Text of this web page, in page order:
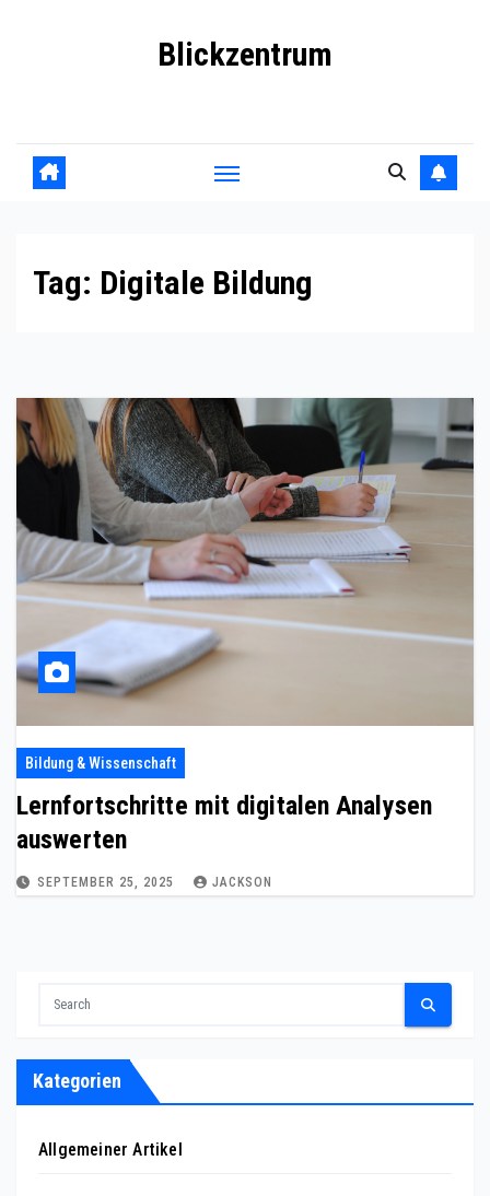
Blickzentrum
Tag: Digitale Bildung
Bildung & Wissenschaft
Lernfortschritte mit digitalen Analysen
auswerten
SEPTEMBER 25, 2025 JACKSON
Kategorien
Allgemeiner Artikel